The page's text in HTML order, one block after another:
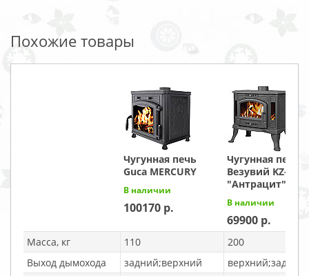
Похожие товары
Чугунная печь
Guca MERCURY
В наличии
100170
Чугунная печь
Везувий KZ-14
"Антрацит"
В наличии
69900
Масса, кг 110
200
Выход дымохода
задний;верхний верхний;задний